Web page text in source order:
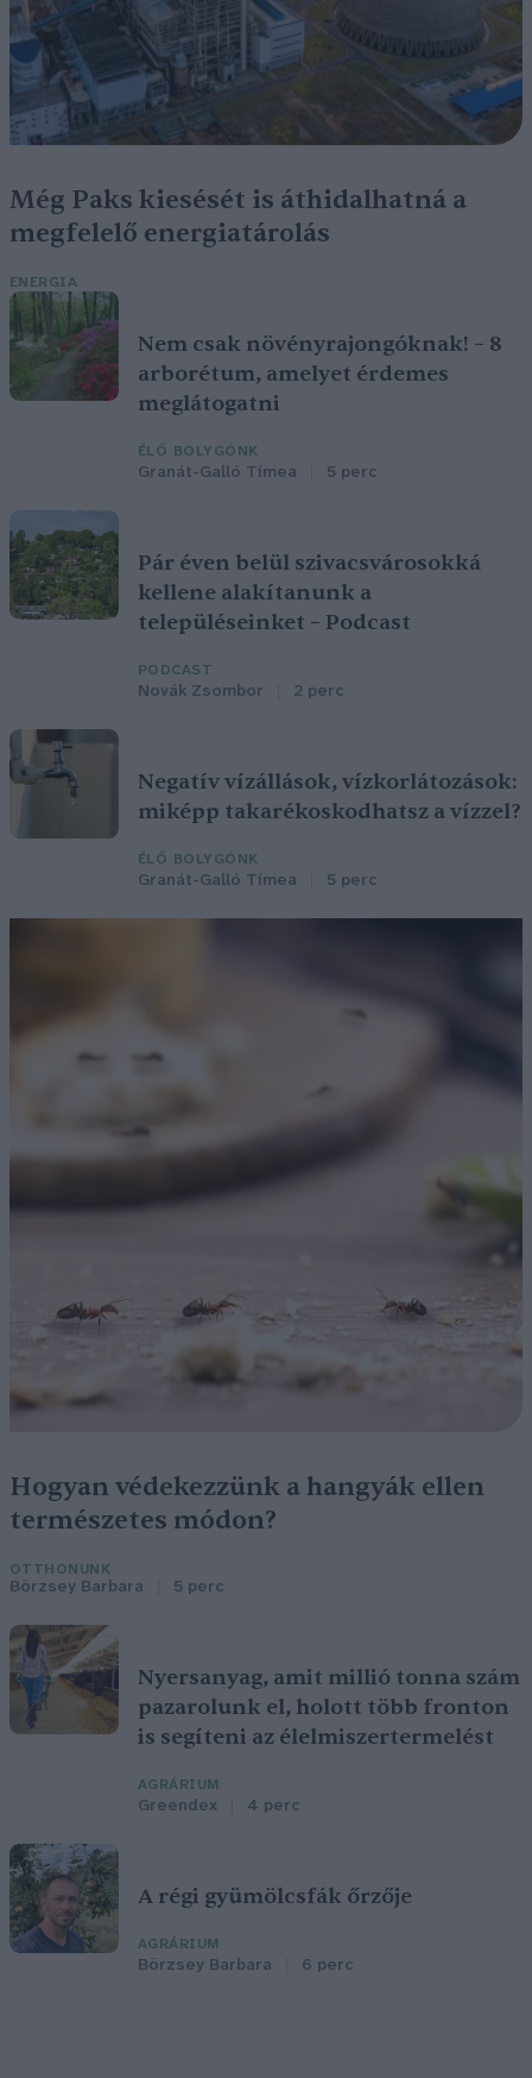
Még Paks kiesését is áthidalhatná a
megfelelő energiatárolás
ENERGIA
Nem csak növényrajongóknak! – 8
arborétum, amelyet érdemes
meglátogatni
ÉLŐ BOLYGÓNK
Granát-Galló Tímea 5 perc
Pár éven belül szivacsvárosokká
kellene alakítanunk a
településeinket – Podcast
PODCAST
Novák Zsombor 2 perc
Negatív vízállások, vízkorlátozások:
miképp takarékoskodhatsz a vízzel?
ÉLŐ BOLYGÓNK
Granát-Galló Tímea 5 perc
Hogyan védekezzünk a hangyák ellen
természetes módon?
OTTHONUNK
Börzsey Barbara 5 perc
Nyersanyag, amit millió tonna szám
pazarolunk el, holott több fronton
is segíteni az élelmiszertermelést
AGRÁRIUM
Greendex 4 perc
A régi gyümölcsfák őrzője
AGRÁRIUM
Börzsey Barbara 6 perc